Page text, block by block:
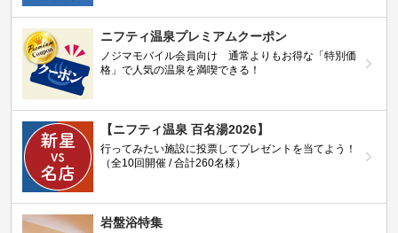
ニフティ温泉プレミアムクーポン
ノジマモバイル会員向け 通常よりもお得な「特別価
格」で人気の温泉を満喫できる！
【ニフティ温泉 百名湯2026】
行ってみたい施設に投票してプレゼントを当てよう！
（全10回開催 / 合計260名様）
岩盤浴特集